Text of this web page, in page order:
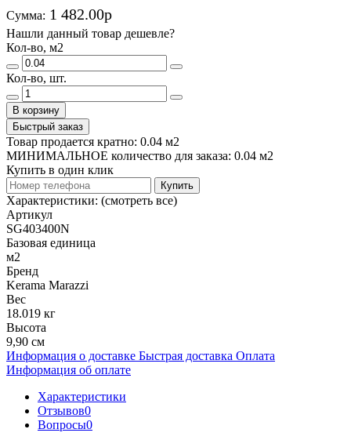
Сумма: 1 482.00р
Нашли данный товар дешевле?
Кол-во, м2
Кол-во, шт.
В корзину
Быстрый заказ
Товар продается кратно: 0.04 м2
МИНИМАЛЬНОЕ количество для заказа: 0.04 м2
Купить в один клик
Купить
Характеристики: (смотреть все)
Артикул
SG403400N
Базовая единица
м2
Бренд
Kerama Marazzi
Вес
18.019 кг
Высота
9,90 см
Информация о доставке Быстрая доставка Оплата
Информация об оплате
Характеристики
Отзывов0
Вопросы0